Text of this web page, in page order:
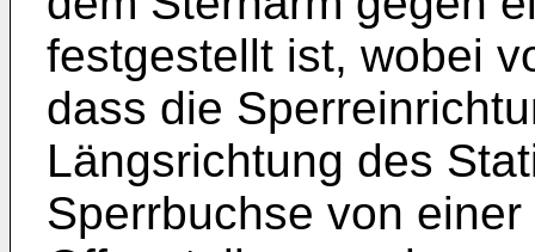
festgestellt ist, wobei
dass die
Längsrichtung des
Sperrbuchse von